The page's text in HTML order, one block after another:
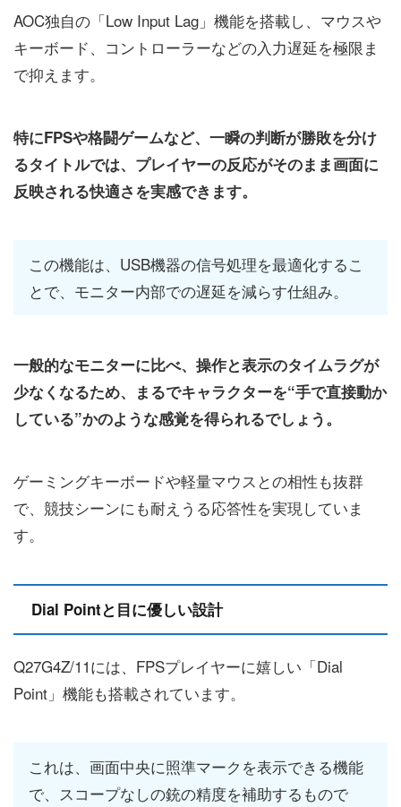
AOC独自の「Low Input Lag」機能を搭載し、マウスや
キーボード、コントローラーなどの入力遅延を極限ま
で抑えます。
特にFPSや格闘ゲームなど、一瞬の判断が勝敗を分け
るタイトルでは、プレイヤーの反応がそのまま画面に
反映される快適さを実感できます。
この機能は、USB機器の信号処理を最適化するこ
とで、モニター内部での遅延を減らす仕組み。
一般的なモニターに比べ、操作と表示のタイムラグが
少なくなるため、まるでキャラクターを“手で直接動か
している”かのような感覚を得られるでしょう。
ゲーミングキーボードや軽量マウスとの相性も抜群
で、競技シーンにも耐えうる応答性を実現していま
す。
Dial Pointと目に優しい設計
Q27G4Z/11には、FPSプレイヤーに嬉しい「Dial
Point」機能も搭載されています。
これは、画面中央に照準マークを表示できる機能
で、スコープなしの銃の精度を補助するもので